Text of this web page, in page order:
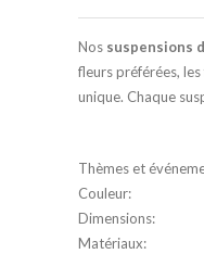
Nos suspensions
fleurs préférées,
unique. Chaque
Thèmes et
Couleur:
Dimensions:
Matériaux: